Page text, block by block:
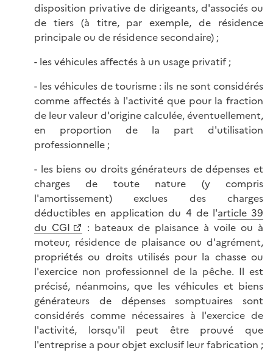
disposition privative de dirigeants, d'associés ou
de tiers (à titre, par exemple, de résidence
principale ou de résidence secondaire) ;
- les véhicules affectés à un usage privatif ;
- les véhicules de tourisme : ils ne sont considérés
comme affectés à l'activité que pour la fraction
de leur valeur d'origine calculée, éventuellement,
en proportion de la part d'utilisation
professionnelle ;
- les biens ou droits générateurs de dépenses et
charges de toute nature (y compris
l'amortissement) exclues des charges
déductibles en application du 4 de l'article 39
du CGI
: bateaux de plaisance à voile ou à
moteur, résidence de plaisance ou d'agrément,
propriétés ou droits utilisés pour la chasse ou
l'exercice non professionnel de la pêche. Il est
précisé, néanmoins, que les véhicules et biens
générateurs de dépenses somptuaires sont
considérés comme nécessaires à l'exercice de
l'activité, lorsqu'il peut être prouvé que
l'entreprise a pour objet exclusif leur fabrication ;